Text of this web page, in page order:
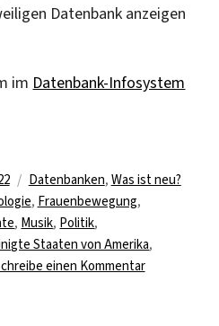
Datenbank anzeigen
im Datenbank-Infosystem
Kategorien
Datenbanken, Was ist neu?
, Frauenbewegung,
, Musik, Politik,
Staaten von Amerika,
einen Kommentarzu